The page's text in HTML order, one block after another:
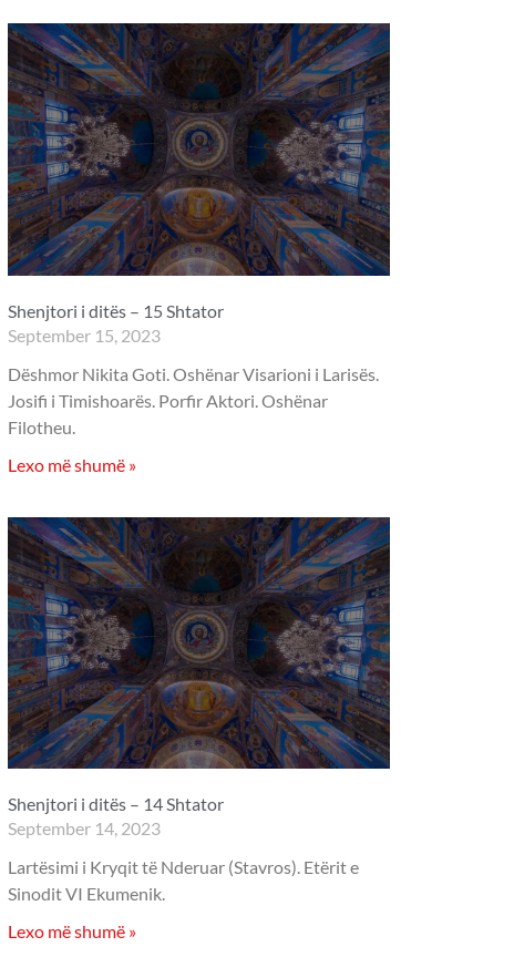
Shenjtori i ditës – 15 Shtator
September 15, 2023
Dëshmor Nikita Goti. Oshënar Visarioni i Larisës.
Josifi i Timishoarës. Porfir Aktori. Oshënar
Filotheu.
Lexo më shumë »
Shenjtori i ditës – 14 Shtator
September 14, 2023
Lartësimi i Kryqit të Nderuar (Stavros). Etërit e
Sinodit VI Ekumenik.
Lexo më shumë »